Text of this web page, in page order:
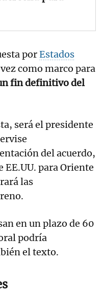
porEstados
como marco para
fin definitivo del
será el presidente
del acuerdo,
para Oriente
las
en un plazo de 60
podría
el texto.